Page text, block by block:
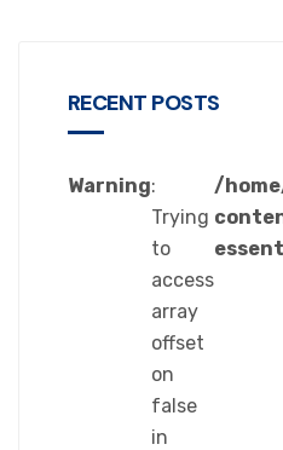
RECENT POSTS
Warning:
Trying
to
access
array
offset
on
false
in
/